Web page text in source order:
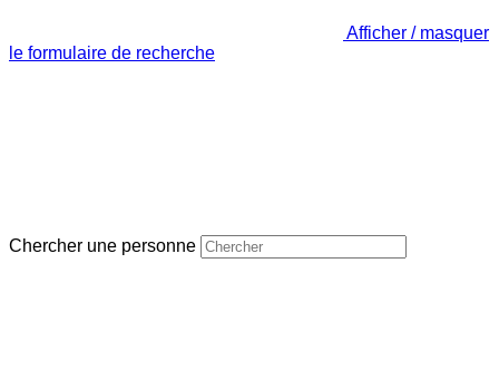
Afficher / masquer
le formulaire de recherche
Chercher une personne